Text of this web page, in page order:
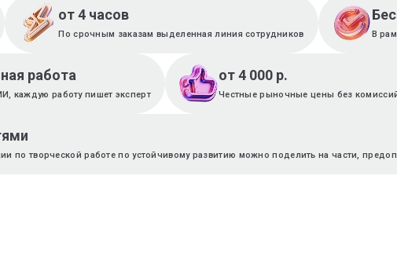
от 4 часов
По срочным заказам выделенная линия сотрудников В
работа
каждую работу пишет эксперт
от 4 000 р.
Честные рыночные цены без
по творческой работе по устойчивому развитию можно поделить на части,